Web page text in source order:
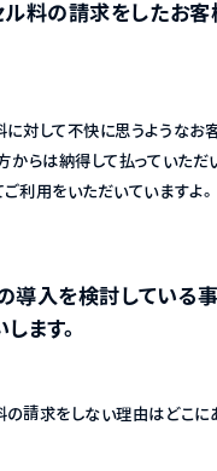
ル料の請求をしたお
に対して不快に思うようなお
からは納得して払っていただ
利用をいただいていますよ。
導入を検討している
ます。
の請求をしない理由はどこに